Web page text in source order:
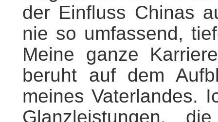
der Einfluss Chinas
nie so umfassend,
Meine ganze
beruht auf dem
meines Vaterlandes.
Glanzleistungen,